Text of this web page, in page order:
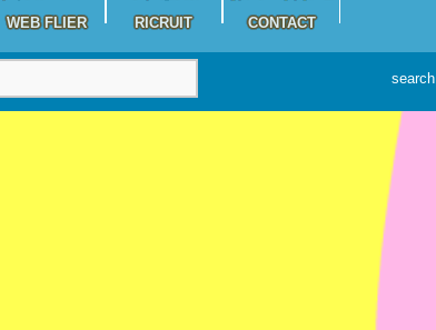
WEB FLIER RICRUIT CONTACT
search